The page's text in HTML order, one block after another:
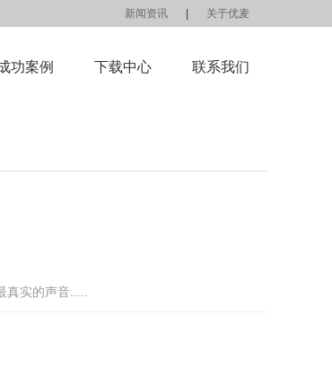
新闻资讯 关于优麦
功案例 下载中心 联系我们
实的声音.....